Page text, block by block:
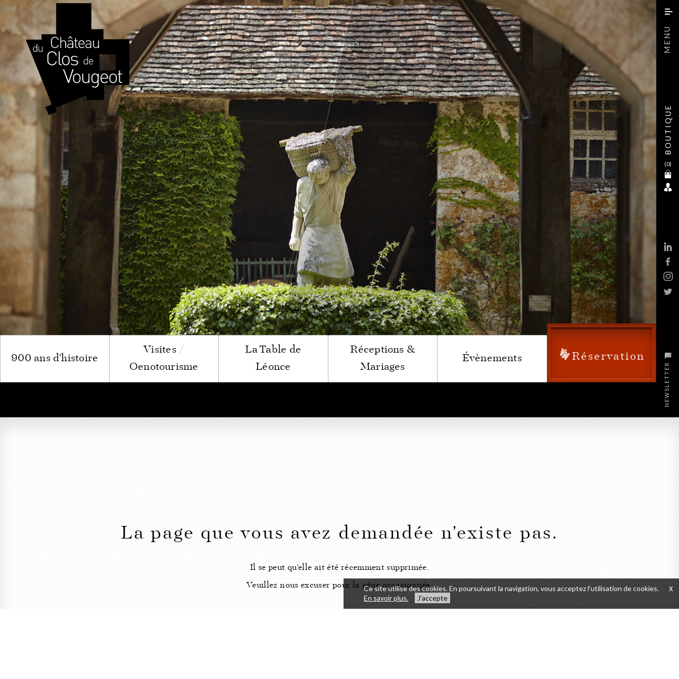
Journées Européennes du
Patrimoine 2026
Visite Guidée 2026
Visite Libre
Expérience Sensorielle Cœur
de Climats
La Table de Léonce
Pass Bourgogne Spirituelle
Le Comptoir du Bénaton
Mariages
Réceptions, cocktails &
événements professionnels
MENU
BOUTIQUE
(0)
NEWSLETTER
900 ans d'histoire
Visites /
Oenotourisme
La Table de
Léonce
Réceptions &
Mariages
Évènements Réservation
La page que vous avez demandée n'existe pas.
Il se peut qu'elle ait été récemment supprimée.
Veuillez nous excuser pour la gêne occasionnée.Ce site utilise des cookies. En poursuivant la navigation, vous acceptez l'utilisation de cookies.
En savoir plus.
J'accepte
x